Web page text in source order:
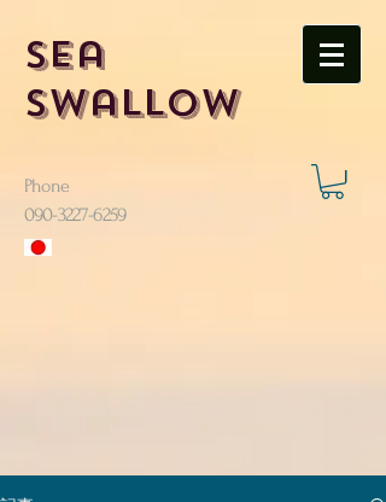
Sea
Swallow
Phone
​090-3227-6259